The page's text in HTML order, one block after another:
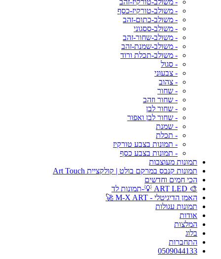
- משולב-טורקיז-זהב
- משולב-טורקיז-כסף
- משולב-כתום-זהב
- משולב-ססגוני
- משולב-שחור-זהב
- משולב-שמנת-זהב
- משולב-תכלת ורוד
- סגול
- צבעוני
- צהוב
- שחור
- שחור וזהב
- שחור לבן
- שחור לבן ואפור
- שמנת
- תכלת
- תמונות בצבע טורקיז
- תמונות בצבע כסף
תמונות מעוצבות
תמונות קנבס במרקם בולט | קולקציית Art Touch
הכי חמים וחדשים
🎨 ART LED 💡-תמונות לד
האמן הדיגיטלי - M-X ART 🚀
תמונות עגולות
אודות
המלצות
בלוג
התחברות
0509044133